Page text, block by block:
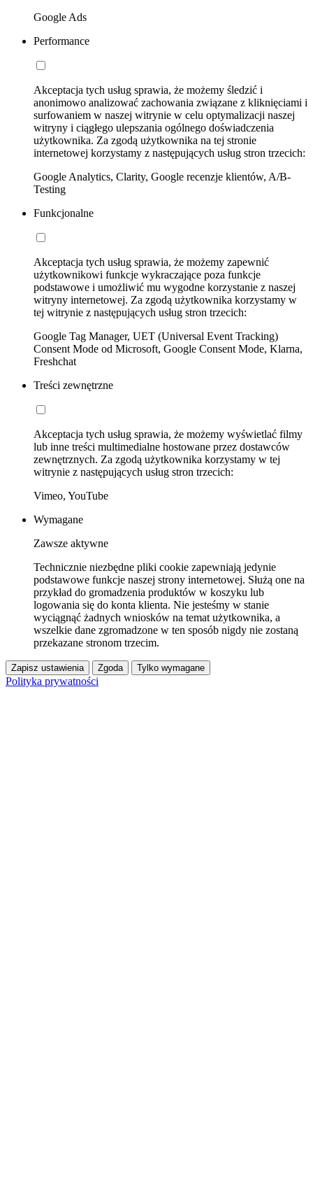
Google Ads
Performance
Akceptacja tych usług sprawia, że możemy śledzić i
anonimowo analizować zachowania związane z kliknięciami i
surfowaniem w naszej witrynie w celu optymalizacji naszej
witryny i ciągłego ulepszania ogólnego doświadczenia
użytkownika. Za zgodą użytkownika na tej stronie
internetowej korzystamy z następujących usług stron trzecich:
Google Analytics, Clarity, Google recenzje klientów, A/B-
Testing
Funkcjonalne
Akceptacja tych usług sprawia, że możemy zapewnić
użytkownikowi funkcje wykraczające poza funkcje
podstawowe i umożliwić mu wygodne korzystanie z naszej
witryny internetowej. Za zgodą użytkownika korzystamy w
tej witrynie z następujących usług stron trzecich:
Google Tag Manager, UET (Universal Event Tracking)
Consent Mode od Microsoft, Google Consent Mode, Klarna,
Freshchat
Treści zewnętrzne
Akceptacja tych usług sprawia, że możemy wyświetlać filmy
lub inne treści multimedialne hostowane przez dostawców
zewnętrznych. Za zgodą użytkownika korzystamy w tej
witrynie z następujących usług stron trzecich:
Vimeo, YouTube
Wymagane
Zawsze aktywne
Technicznie niezbędne pliki cookie zapewniają jedynie
podstawowe funkcje naszej strony internetowej. Służą one na
przykład do gromadzenia produktów w koszyku lub
logowania się do konta klienta. Nie jesteśmy w stanie
wyciągnąć żadnych wniosków na temat użytkownika, a
wszelkie dane zgromadzone w ten sposób nigdy nie zostaną
przekazane stronom trzecim.
Zapisz ustawienia Zgoda Tylko wymagane
Polityka prywatności